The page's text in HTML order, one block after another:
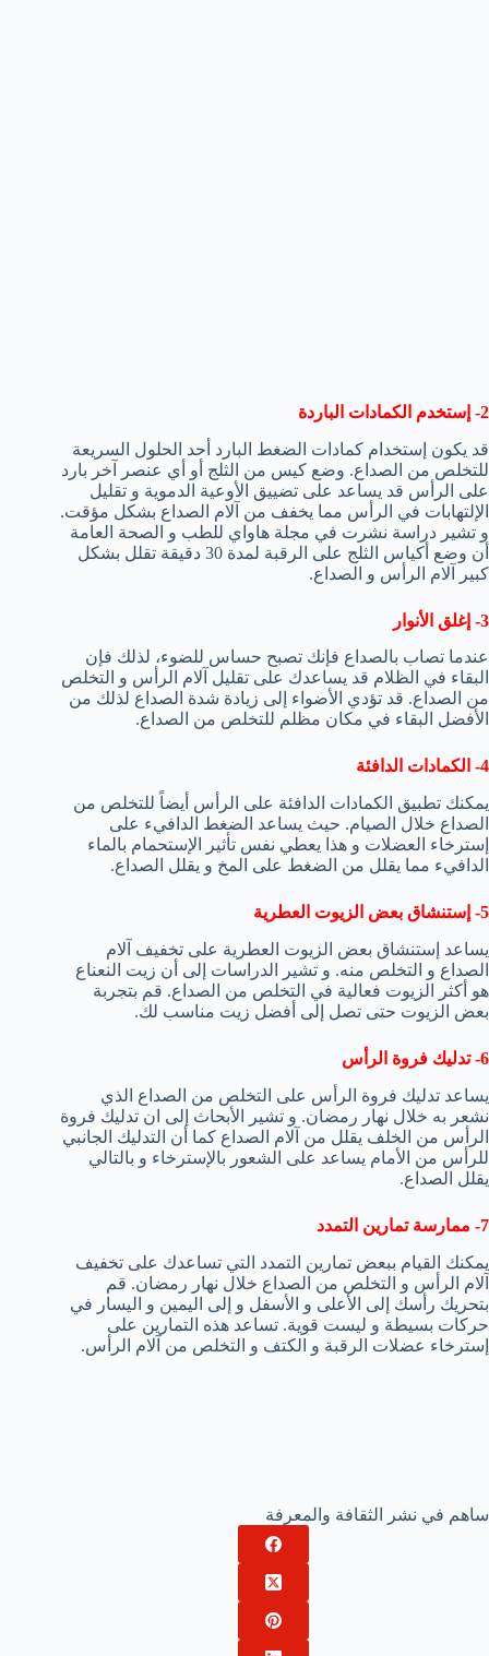
2- إستخدم الكمادات الباردة
قد يكون إستخدام كمادات الضغط البارد أحد الحلول السريعة
للتخلص من الصداع. وضع كيس من الثلج أو أي عنصر آخر بارد
على الرأس قد يساعد على تضييق الأوعية الدموية و تقليل
الإلتهابات في الرأس مما يخفف من آلام الصداع بشكل مؤقت.
و تشير دراسة نشرت في مجلة هاواي للطب و الصحة العامة
أن وضع أكياس الثلج على الرقبة لمدة 30 دقيقة تقلل بشكل
كبير آلام الرأس و الصداع.
3- إغلق الأنوار
عندما تصاب بالصداع فإنك تصبح حساس للضوء، لذلك فإن
البقاء في الظلام قد يساعدك على تقليل آلام الرأس و التخلص
من الصداع. قد تؤدي الأضواء إلى زيادة شدة الصداع لذلك من
الأفضل البقاء في مكان مظلم للتخلص من الصداع.
4- الكمادات الدافئة
يمكنك تطبيق الكمادات الدافئة على الرأس أيضاً للتخلص من
الصداع خلال الصيام. حيث يساعد الضغط الدافيء على
إسترخاء العضلات و هذا يعطي نفس تأثير الإستحمام بالماء
الدافيء مما يقلل من الضغط على المخ و يقلل الصداع.
5- إستنشاق بعض الزيوت العطرية
يساعد إستنشاق بعض الزيوت العطرية على تخفيف آلام
الصداع و التخلص منه. و تشير الدراسات إلى أن زيت النعناع
هو أكثر الزيوت فعالية في التخلص من الصداع. قم بتجربة
بعض الزيوت حتى تصل إلى أفضل زيت مناسب لك.
6- تدليك فروة الرأس
يساعد تدليك فروة الرأس على التخلص من الصداع الذي
نشعر به خلال نهار رمضان. و تشير الأبحاث إلى ان تدليك فروة
الرأس من الخلف يقلل من آلام الصداع كما أن التدليك الجانبي
للرأس من الأمام يساعد على الشعور بالإسترخاء و بالتالي
يقلل الصداع.
7- ممارسة تمارين التمدد
يمكنك القيام ببعض تمارين التمدد التي تساعدك على تخفيف
آلام الرأس و التخلص من الصداع خلال نهار رمضان. قم
بتحريك رأسك إلى الأعلى و الأسفل و إلى اليمين و اليسار في
حركات بسيطة و ليست قوية. تساعد هذه التمارين على
إسترخاء عضلات الرقبة و الكتف و التخلص من آلام الرأس.
ساهم في نشر الثقافة والمعرفة